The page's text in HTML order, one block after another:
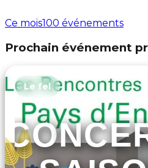
Ce mois100 événements
Prochain événement
Le fel